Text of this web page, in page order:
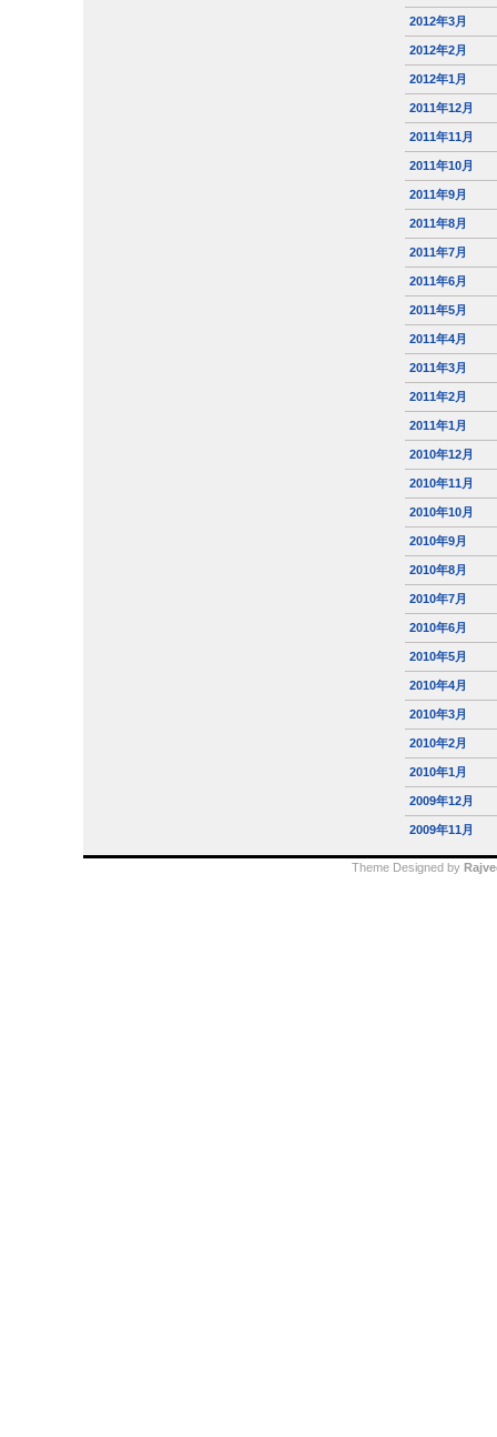
2012年3月
2012年2月
2012年1月
2011年12月
2011年11月
2011年10月
2011年9月
2011年8月
2011年7月
2011年6月
2011年5月
2011年4月
2011年3月
2011年2月
2011年1月
2010年12月
2010年11月
2010年10月
2010年9月
2010年8月
2010年7月
2010年6月
2010年5月
2010年4月
2010年3月
2010年2月
2010年1月
2009年12月
2009年11月
Theme Designed by